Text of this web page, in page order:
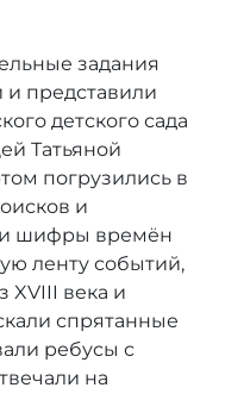
задания
представили
детского сада
Татьяной
погрузились в
и
шифры времён
ленту событий,
XVIII века и
спрятанные
ребусы с
на